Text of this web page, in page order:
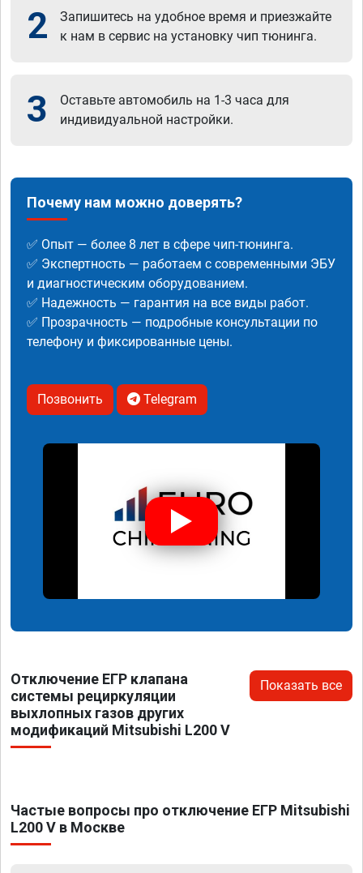
2
Запишитесь на удобное время и приезжайте
к нам в сервис на установку чип тюнинга.
3
Оставьте автомобиль на 1-3 часа для
индивидуальной настройки.
Почему нам можно доверять?
✅ Опыт — более 8 лет в сфере чип-тюнинга.
✅ Экспертность — работаем с современными ЭБУ
и диагностическим оборудованием.
✅ Надежность — гарантия на все виды работ.
✅ Прозрачность — подробные консультации по
телефону и фиксированные цены.
Позвонить Telegram
Отключение ЕГР клапана
системы рециркуляции
выхлопных газов других
модификаций Mitsubishi L200 V
Показать все
Частые вопросы про отключение ЕГР Mitsubishi
L200 V в Москве